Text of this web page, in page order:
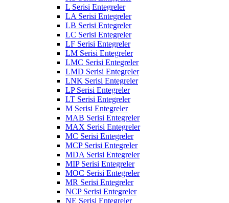
L Serisi Entegreler
LA Serisi Entegreler
LB Serisi Entegreler
LC Serisi Entegreler
LF Serisi Entegreler
LM Serisi Entegreler
LMC Serisi Entegreler
LMD Serisi Entegreler
LNK Serisi Entegreler
LP Serisi Entegreler
LT Serisi Entegreler
M Serisi Entegreler
MAB Serisi Entegreler
MAX Serisi Entegreler
MC Serisi Entegreler
MCP Serisi Entegreler
MDA Serisi Entegreler
MIP Serisi Entegreler
MOC Serisi Entegreler
MR Serisi Entegreler
NCP Serisi Entegreler
NE Serisi Entegreler